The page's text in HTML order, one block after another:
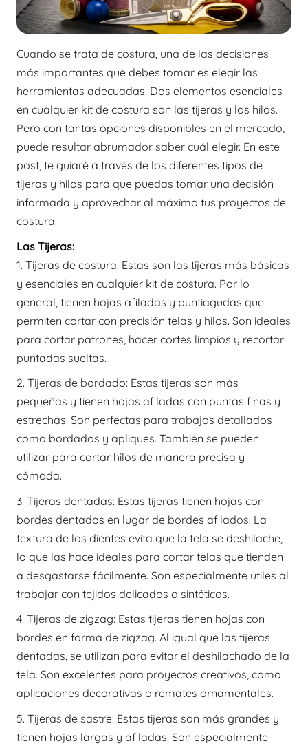
Cuando se trata de costura, una de las decisiones
más importantes que debes tomar es elegir las
herramientas adecuadas. Dos elementos esenciales
en cualquier kit de costura son las tijeras y los hilos.
Pero con tantas opciones disponibles en el mercado,
puede resultar abrumador saber cuál elegir. En este
post, te guiaré a través de los diferentes tipos de
tijeras y hilos para que puedas tomar una decisión
informada y aprovechar al máximo tus proyectos de
costura.
Las Tijeras:
1. Tijeras de costura: Estas son las tijeras más básicas
y esenciales en cualquier kit de costura. Por lo
general, tienen hojas afiladas y puntiagudas que
permiten cortar con precisión telas y hilos. Son ideales
para cortar patrones, hacer cortes limpios y recortar
puntadas sueltas.
2. Tijeras de bordado: Estas tijeras son más
pequeñas y tienen hojas afiladas con puntas finas y
estrechas. Son perfectas para trabajos detallados
como bordados y apliques. También se pueden
utilizar para cortar hilos de manera precisa y
cómoda.
3. Tijeras dentadas: Estas tijeras tienen hojas con
bordes dentados en lugar de bordes afilados. La
textura de los dientes evita que la tela se deshilache,
lo que las hace ideales para cortar telas que tienden
a desgastarse fácilmente. Son especialmente útiles al
trabajar con tejidos delicados o sintéticos.
4. Tijeras de zigzag: Estas tijeras tienen hojas con
bordes en forma de zigzag. Al igual que las tijeras
dentadas, se utilizan para evitar el deshilachado de la
tela. Son excelentes para proyectos creativos, como
aplicaciones decorativas o remates ornamentales.
5. Tijeras de sastre: Estas tijeras son más grandes y
tienen hojas largas y afiladas. Son especialmente